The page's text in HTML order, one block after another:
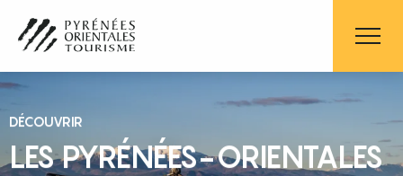
contenu
principal
DÉCOUVRIR
LES PYRÉNÉES-ORIENTALES